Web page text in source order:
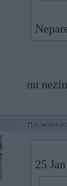
nu
25. Jan 2014,
25